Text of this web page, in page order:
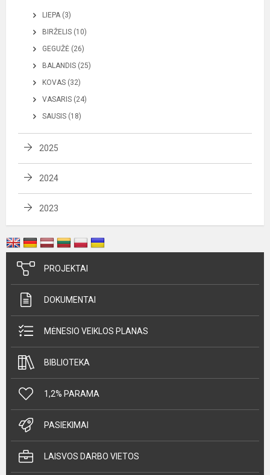
LIEPA (3)
BIRŽELIS (10)
GEGUŽĖ (26)
BALANDIS (25)
KOVAS (32)
VASARIS (24)
SAUSIS (18)
2025
2024
2023
PROJEKTAI
DOKUMENTAI
MĖNESIO VEIKLOS PLANAS
BIBLIOTEKA
1,2% PARAMA
PASIEKIMAI
LAISVOS DARBO VIETOS